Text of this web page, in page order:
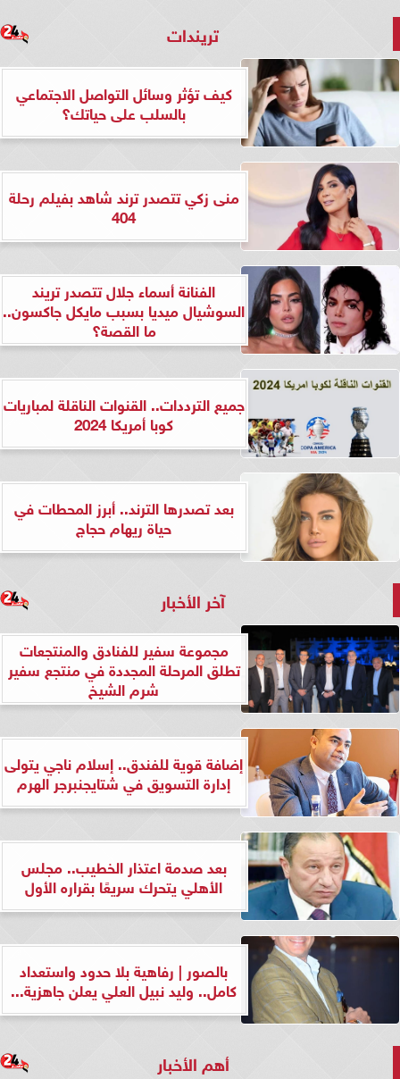
تريندات
كيف تؤثر وسائل التواصل الاجتماعي
بالسلب على حياتك؟
منى زكي تتصدر ترند شاهد بفيلم رحلة
404
الفنانة أسماء جلال تتصدر تريند
السوشيال ميديا بسبب مايكل جاكسون..
ما القصة؟
جميع الترددات.. القنوات الناقلة لمباريات
كوبا أمريكا 2024
بعد تصدرها الترند.. أبرز المحطات في
حياة ريهام حجاج
آخر الأخبار
مجموعة سفير للفنادق والمنتجعات
تطلق المرحلة المجددة في منتجع سفير
شرم الشيخ
إضافة قوية للفندق.. إسلام ناجي يتولى
إدارة التسويق في شتايجنبرجر الهرم
بعد صدمة اعتذار الخطيب.. مجلس
الأهلي يتحرك سريعًا بقراره الأول
بالصور | رفاهية بلا حدود واستعداد
كامل.. وليد نبيل العلي يعلن جاهزية...
أهم الأخبار